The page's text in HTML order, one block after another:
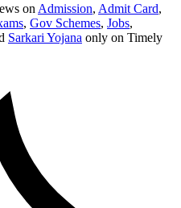
on Admission, Admit Card,
, Gov Schemes, Jobs,
Sarkari Yojana only on Timely